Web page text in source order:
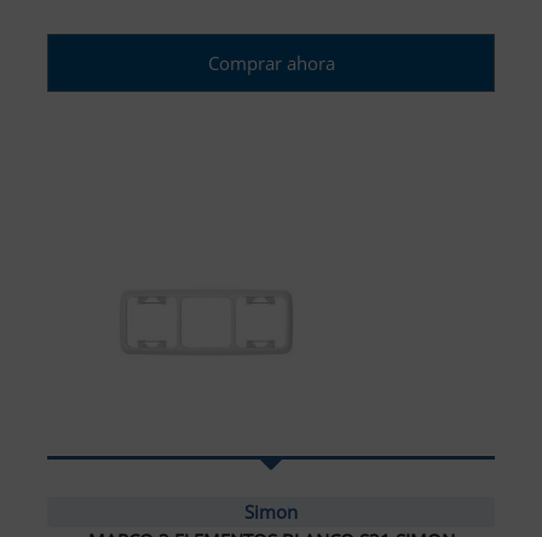
Comprar ahora
Simon